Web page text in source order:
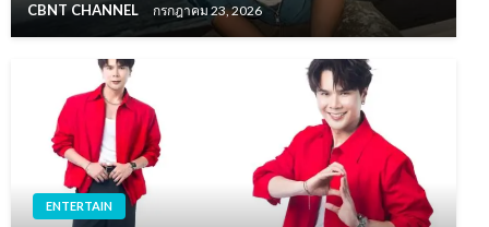
CBNT CHANNEL กรกฎาคม 23, 2026
ENTERTAIN